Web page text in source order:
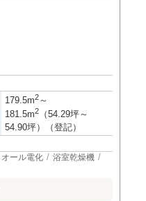
179.5m2～
181.5m2
（54.29坪～
54.90坪）（登記）
オール電化 浴室乾燥機